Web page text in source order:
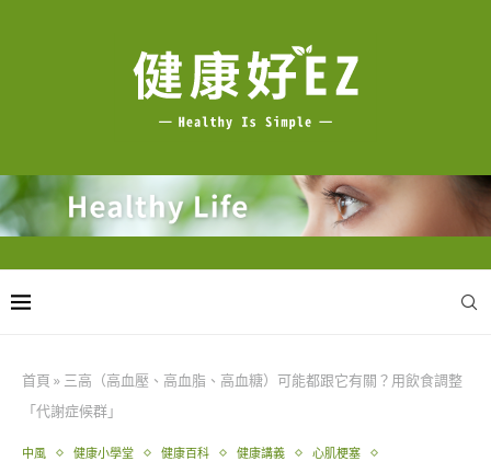
首頁 » 三高（高血壓、高血脂、高血糖）可能都跟它有關？用飲食調整
「代謝症候群」
中風 健康小學堂 健康百科 健康講義
心肌梗塞